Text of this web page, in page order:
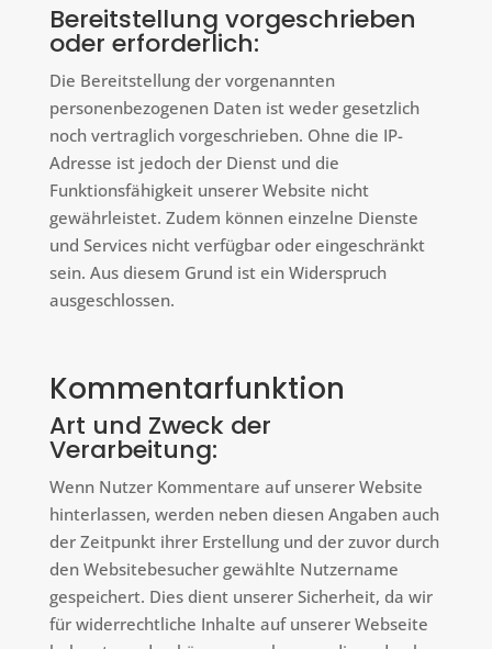
Bereitstellung vorgeschrieben
oder erforderlich:
Die Bereitstellung der vorgenannten
personenbezogenen Daten ist weder gesetzlich
noch vertraglich vorgeschrieben. Ohne die IP-
Adresse ist jedoch der Dienst und die
Funktionsfähigkeit unserer Website nicht
gewährleistet. Zudem können einzelne Dienste
und Services nicht verfügbar oder eingeschränkt
sein. Aus diesem Grund ist ein Widerspruch
ausgeschlossen.
Kommentarfunktion
Art und Zweck der
Verarbeitung:
Wenn Nutzer Kommentare auf unserer Website
hinterlassen, werden neben diesen Angaben auch
der Zeitpunkt ihrer Erstellung und der zuvor durch
den Websitebesucher gewählte Nutzername
gespeichert. Dies dient unserer Sicherheit, da wir
für widerrechtliche Inhalte auf unserer Webseite